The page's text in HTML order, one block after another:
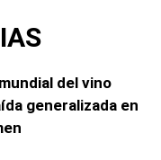
del vino
generalizada en